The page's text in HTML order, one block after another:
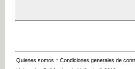
Quienes somos :: Condiciones generales de